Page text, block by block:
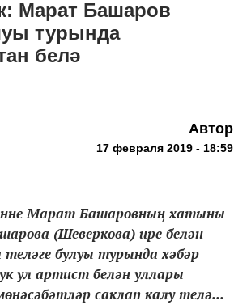
Марат Башаров
турында
белә
Автор
17 февраля 2019 - 18:59
Марат Башаровның хатыны
(Шеверкова) ире белән
булуы турында хәбәр
ул артист белән уллары
саклап калу телә...